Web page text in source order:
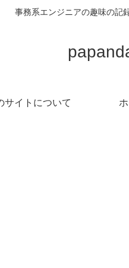
事務系エンジニアの趣味の記
サイトについて